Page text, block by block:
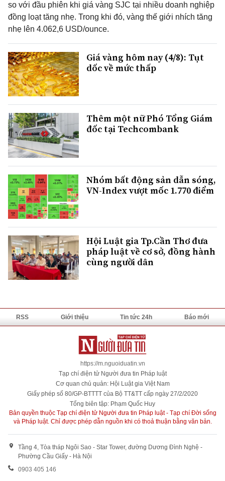
so với đầu phiên khi giá vàng SJC tại nhiều doanh nghiệp
đồng loạt tăng nhẹ. Trong khi đó, vàng thế giới nhích tăng
nhẹ lên 4.062,6 USD/ounce.
Giá vàng hôm nay (4/8): Tụt
dốc về mức thấp
Thêm một nữ Phó Tổng Giám
đốc tại Techcombank
Nhóm bất động sản dẫn sóng,
VN-Index vượt mốc 1.770 điểm
Hội Luật gia Tp.Cần Thơ đưa
pháp luật về cơ sở, đồng hành
cùng người dân
RSS Giới thiệu Tin tức 24h Báo mới
https://m.nguoiduatin.vn
Tạp chí điện tử Người đưa tin Pháp luật
Cơ quan chủ quản: Hội Luật gia Việt Nam
Giấy phép số 80/GP-BTTTT của Bộ TT&TT cấp ngày 27/2/2020
Tổng biên tập: Phạm Quốc Huy
Bản quyền thuộc Tạp chí điện tử Người đưa tin Pháp luật - Tạp chí Đời sống
và Pháp luật. Chỉ được phép dẫn nguồn khi có thoả thuận bằng văn bản.
Tầng 4, Tòa tháp Ngôi Sao - Star Tower, đường Dương Đình Nghệ -
Phường Cầu Giấy - Hà Nội
0903 405 146